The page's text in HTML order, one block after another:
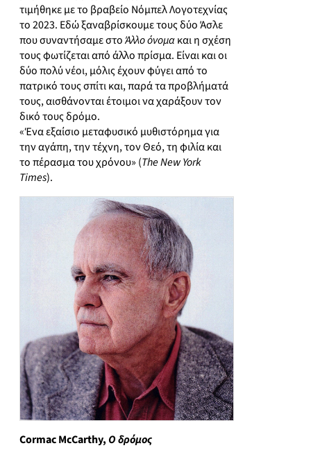
τιμήθηκε με το βραβείο Νόμπελ Λογοτεχνίας
το 2023. Εδώ ξαναβρίσκουμε τους δύο Άσλε
που συναντήσαμε στοΆλλο όνομακαι η σχέση
τους φωτίζεται από άλλο πρίσμα. Είναι και οι
δύο πολύ νέοι, μόλις έχουν φύγει από το
πατρικό τους σπίτι και, παρά τα προβλήματά
τους, αισθάνονται έτοιμοι να χαράξουν τον
δικό τους δρόμο.
«Ένα εξαίσιο μεταφυσικό μυθιστόρημα για
την αγάπη, την τέχνη, τον Θεό, τη φιλία και
το πέρασμα του χρόνου» (The New York
Times).
Cormac McCarthy, Ο δρόμος